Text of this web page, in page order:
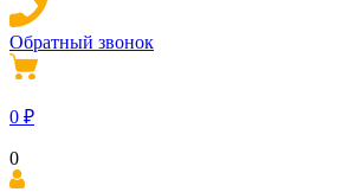
Обратный звонок
0 ₽
0